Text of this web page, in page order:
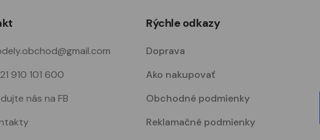
910 101 600
nás na FB
Rýchle odkazy
Doprava
Ako nakupovať
Obchodné podmienky
Reklamačné podmienky